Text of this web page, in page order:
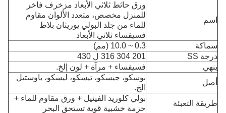
اسم
ورق حائط ثلاثي الأبعاد مزخرف فاخر
للمنزل مخصص، متعدد الألوان مقاوم
للماء من جلد البولي يوريثان بلاط
فسيفساء ثلاثي الأبعاد
سماكة
0.3 ~ 10.0 (مم)
درجة SS
201 304 316 ل 430
ينهي
فسيفساء + مرآة + لون إلخ.
أصل
بوسكو، جيسكو، تيسكو، ليسكو، باوستيل
الخ.
طريقة التعبئة
بولي كلوريد الفينيل + ورق مقاوم للماء +
حزمة خشبية قوية تستحق البحر